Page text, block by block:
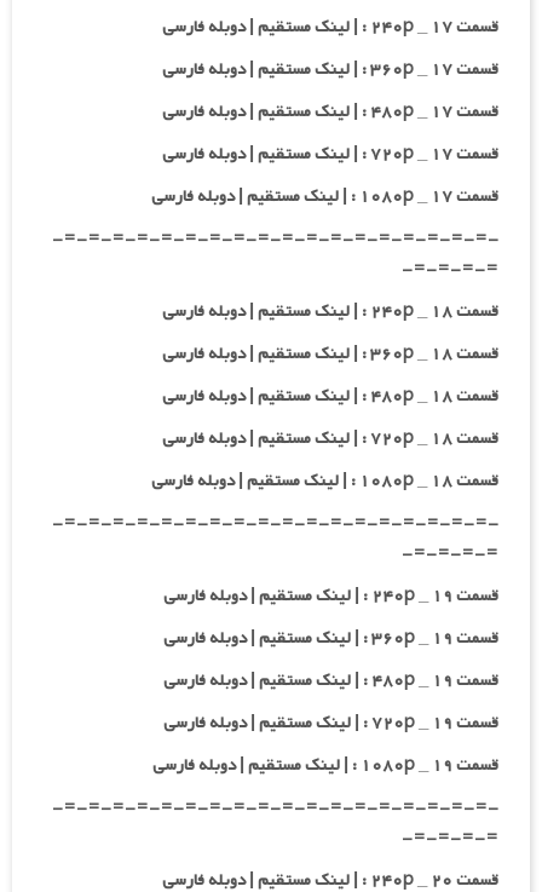
قسمت ۱۷ _ ۲۴۰p : | لینک مستقیم | دوبله فارسی
قسمت ۱۷ _ ۳۶۰p : | لینک مستقیم | دوبله فارسی
قسمت ۱۷ _ ۴۸۰p : | لینک مستقیم | دوبله فارسی
قسمت ۱۷ _ ۷۲۰p : | لینک مستقیم | دوبله فارسی
قسمت ۱۷ _ ۱۰۸۰p : | لینک مستقیم | دوبله فارسی
-=-=-=-=-=-=-=-=-=-=-=-=-=-=-=-=-=-=-
=-=-=-=-
قسمت ۱۸ _ ۲۴۰p : | لینک مستقیم | دوبله فارسی
قسمت ۱۸ _ ۳۶۰p : | لینک مستقیم | دوبله فارسی
قسمت ۱۸ _ ۴۸۰p : | لینک مستقیم | دوبله فارسی
قسمت ۱۸ _ ۷۲۰p : | لینک مستقیم | دوبله فارسی
قسمت ۱۸ _ ۱۰۸۰p : | لینک مستقیم | دوبله فارسی
-=-=-=-=-=-=-=-=-=-=-=-=-=-=-=-=-=-=-
=-=-=-=-
قسمت ۱۹ _ ۲۴۰p : | لینک مستقیم | دوبله فارسی
قسمت ۱۹ _ ۳۶۰p : | لینک مستقیم | دوبله فارسی
قسمت ۱۹ _ ۴۸۰p : | لینک مستقیم | دوبله فارسی
قسمت ۱۹ _ ۷۲۰p : | لینک مستقیم | دوبله فارسی
قسمت ۱۹ _ ۱۰۸۰p : | لینک مستقیم | دوبله فارسی
-=-=-=-=-=-=-=-=-=-=-=-=-=-=-=-=-=-=-
=-=-=-=-
قسمت ۲۰ _ ۲۴۰p : | لینک مستقیم | دوبله فارسی